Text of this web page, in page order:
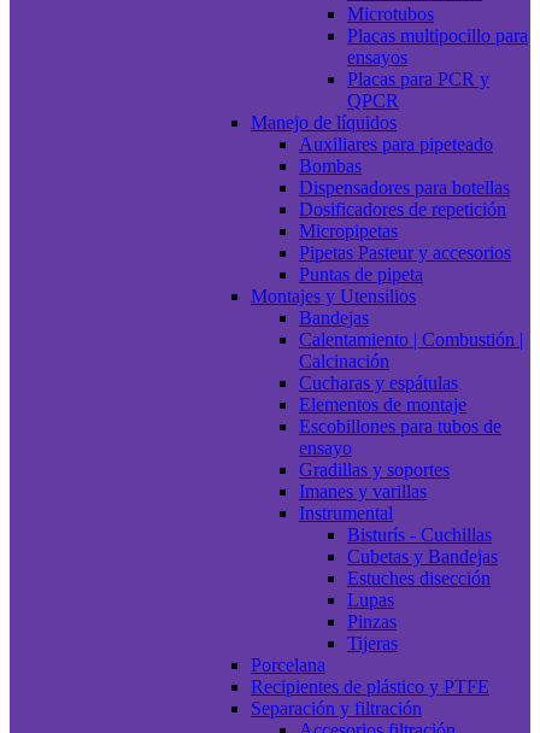
Microtubos
Placas multipocillo para
ensayos
Placas para PCR y
QPCR
Manejo de líquidos
Auxiliares para pipeteado
Bombas
Dispensadores para botellas
Dosificadores de repetición
Micropipetas
Pipetas Pasteur y accesorios
Puntas de pipeta
Montajes y Utensilios
Bandejas
Calentamiento | Combustión |
Calcinación
Cucharas y espátulas
Elementos de montaje
Escobillones para tubos de
ensayo
Gradillas y soportes
Imanes y varillas
Instrumental
Bisturís - Cuchillas
Cubetas y Bandejas
Estuches disección
Lupas
Pinzas
Tijeras
Porcelana
Recipientes de plástico y PTFE
Separación y filtración